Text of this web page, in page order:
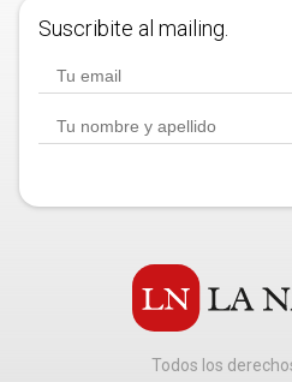
Suscribite al mailing.
Todos los